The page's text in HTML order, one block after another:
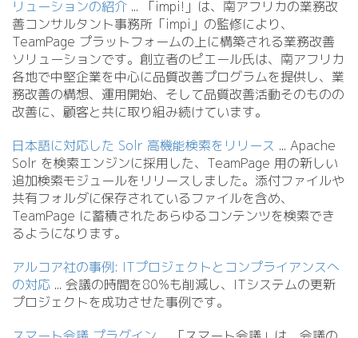
リューションの紹介 ... 「impi!」は、南アフリカの業務改
善コンサルタント事務所「impi」の監修により、
TeamPage プラットフォームの上に構築される業務改善
ソリューションです。創立者のピエール氏は、南アフリカ
各地で中堅企業を中心に品質改善プログラムを提供し、業
務改善の構想、運用開始、そして品質改善活動そのものの
改善に、顧客と共に取り組み続けています。
日本語に対応した Solr 高機能検索をリリース ... Apache
Solr を検索エンジンに採用した、TeamPage 用の新しい
追加検索モジュールをリリースしました。添付ファイルや
共有フォルダに保存されているファイルを含め、
TeamPage に蓄積されたあらゆるコンテンツを検索でき
るようになります。
アルコア社の事例: ITプロジェクトとコンプライアンスへ
の対応 ... 会議の時間を80%も削減し、ITシステムの更新
プロジェクトを成功させた事例です。